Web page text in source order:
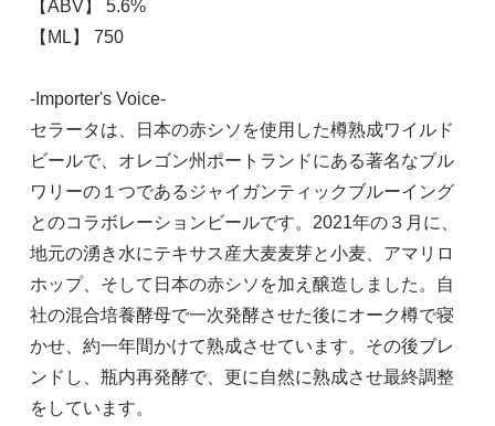
【ABV】 5.6%
【ML】 750
-Importer's Voice-
セラータは、日本の赤シソを使用した樽熟成ワイルド
ビールで、オレゴン州ポートランドにある著名なブル
ワリーの１つであるジャイガンティックブルーイング
とのコラボレーションビールです。2021年の３月に、
地元の湧き水にテキサス産大麦麦芽と小麦、アマリロ
ホップ、そして日本の赤シソを加え醸造しました。自
社の混合培養酵母で一次発酵させた後にオーク樽で寝
かせ、約一年間かけて熟成させています。その後ブレ
ンドし、瓶内再発酵で、更に自然に熟成させ最終調整
をしています。